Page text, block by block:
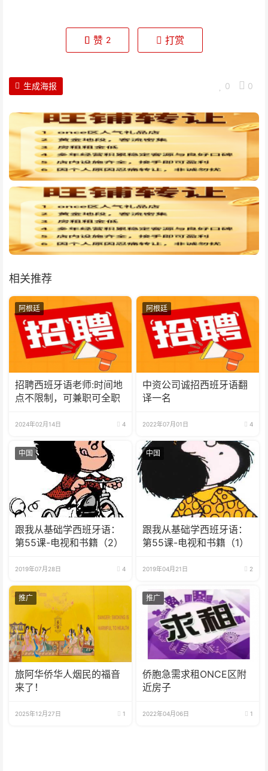
赞 2 打赏
0 0
生成海报
相关推荐
阿根廷
招聘西班牙语老师:时间地
点不限制，可兼职可全职
2024年02月14日 4
阿根廷
中资公司诚招西班牙语翻
译一名
2022年07月01日 4
中国
跟我从基础学西班牙语：
第55课-电视和书籍（2）
2019年07月28日 4
中国
跟我从基础学西班牙语：
第55课-电视和书籍（1）
2019年04月21日 2
推广
旅阿华侨华人烟民的福音
来了！
2025年12月27日 1
推广
侨胞急需求租ONCE区附
近房子
2022年04月06日 1